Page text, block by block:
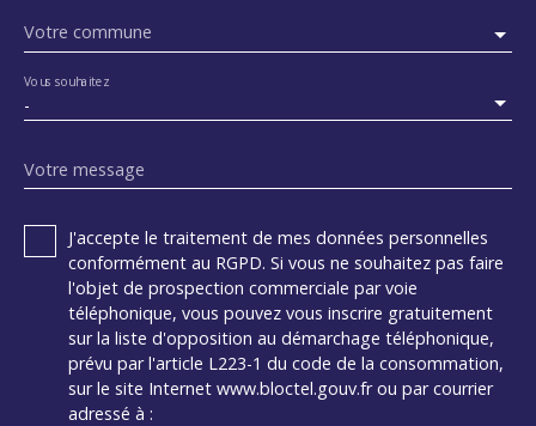
Votre commune
-
Vous souhaitez
Votre message
J'accepte le traitement de mes données personnelles
conformément au RGPD. Si vous ne souhaitez pas faire
l'objet de prospection commerciale par voie
téléphonique, vous pouvez vous inscrire gratuitement
sur la liste d'opposition au démarchage téléphonique,
prévu par l'article L223-1 du code de la consommation,
sur le site Internet www.bloctel.gouv.fr ou par courrier
adressé à :